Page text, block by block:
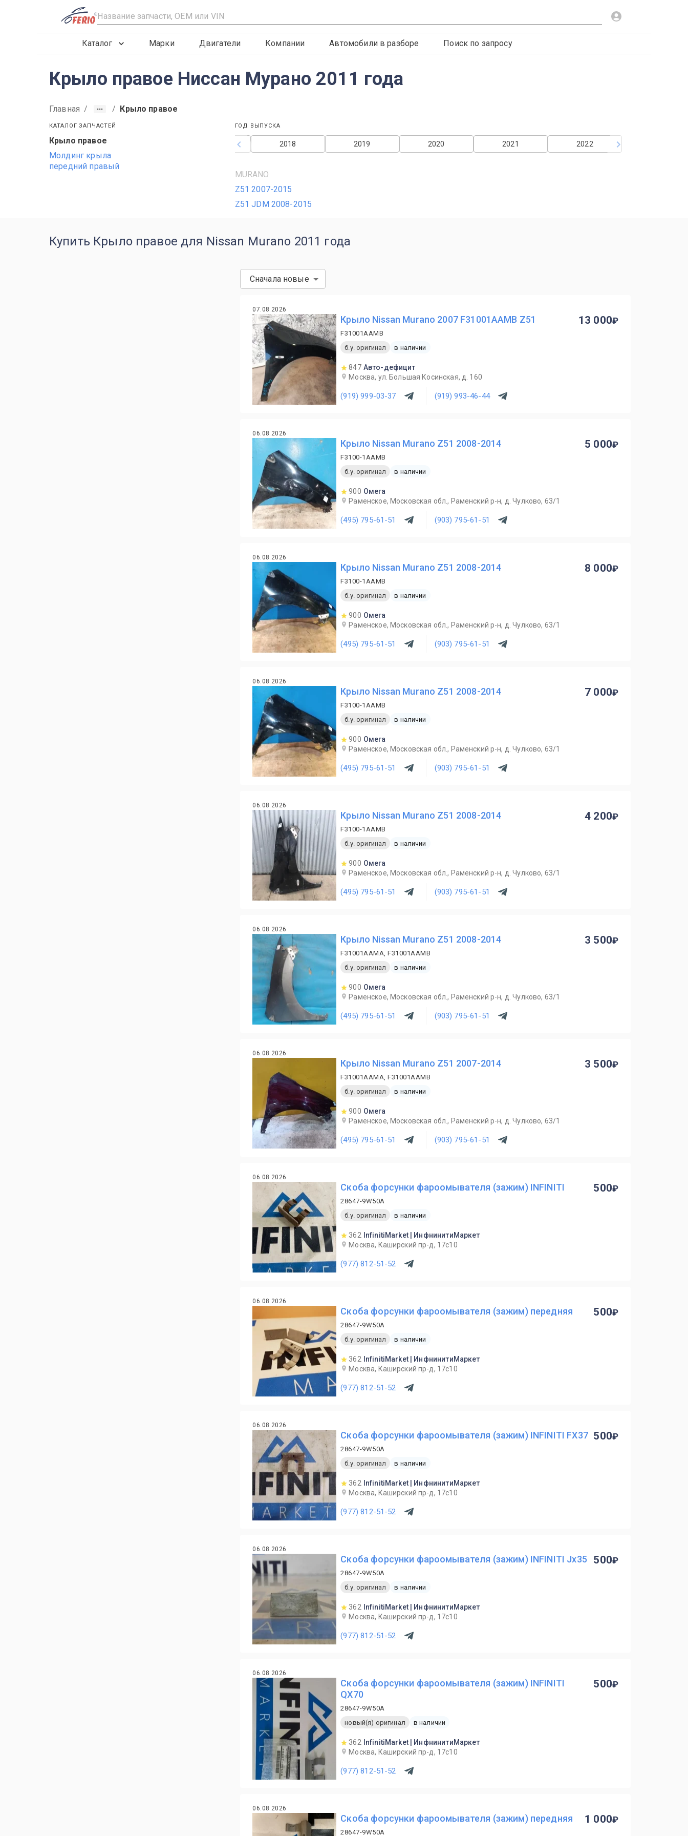
R
Каталог Марки Двигатели Компании Автомобили в разборе Поиск по запросу
Крыло правое Ниссан Мурано 2011 года
Главная / / Крыло правое
КАТАЛОГ ЗАПЧАСТЕЙ
Крыло правое
Молдинг крыла
передний правый
ГОД ВЫПУСКА
2022
2021
2020
2019
2018
2015
MURANO
Z51 2007-2015
Z51 JDM 2008-2015
Купить Крыло правое для Nissan Murano 2011 года
Сначала новые
07.08.2026
Крыло Nissan Murano 2007 F31001AAMB Z51
F31001AAMB
б.у. оригинал
в наличии
847 Авто-дефицит
Москва, ул. Большая Косинская, д. 160
(919) 999-03-37 (919) 993-46-44
13 000
06.08.2026
Крыло Nissan Murano Z51 2008-2014
F3100-1AAMB
б.у. оригинал
в наличии
900 Омега
Раменское, Московская обл., Раменский р-н, д. Чулково, 63/1
(495) 795-61-51 (903) 795-61-51
5 000
06.08.2026
Крыло Nissan Murano Z51 2008-2014
F3100-1AAMB
б.у. оригинал
в наличии
900 Омега
Раменское, Московская обл., Раменский р-н, д. Чулково, 63/1
(495) 795-61-51 (903) 795-61-51
8 000
06.08.2026
Крыло Nissan Murano Z51 2008-2014
F3100-1AAMB
б.у. оригинал
в наличии
900 Омега
Раменское, Московская обл., Раменский р-н, д. Чулково, 63/1
(495) 795-61-51 (903) 795-61-51
7 000
06.08.2026
Крыло Nissan Murano Z51 2008-2014
F3100-1AAMB
б.у. оригинал
в наличии
900 Омега
Раменское, Московская обл., Раменский р-н, д. Чулково, 63/1
(495) 795-61-51 (903) 795-61-51
4 200
06.08.2026
Крыло Nissan Murano Z51 2008-2014
F31001AAMA, F31001AAMB
б.у. оригинал
в наличии
900 Омега
Раменское, Московская обл., Раменский р-н, д. Чулково, 63/1
(495) 795-61-51 (903) 795-61-51
3 500
06.08.2026
Крыло Nissan Murano Z51 2007-2014
F31001AAMA, F31001AAMB
б.у. оригинал
в наличии
900 Омега
Раменское, Московская обл., Раменский р-н, д. Чулково, 63/1
(495) 795-61-51 (903) 795-61-51
3 500
06.08.2026
Скоба форсунки фароомывателя (зажим) INFINITI
28647-9W50A
б.у. оригинал
в наличии
362
InfinitiMarket | ИнфнинитиМаркет
Москва, Каширский пр-д, 17с10
(977) 812-51-52
500
06.08.2026
Скоба форсунки фароомывателя (зажим) передняя
28647-9W50A
б.у. оригинал
в наличии
362
InfinitiMarket | ИнфнинитиМаркет
Москва, Каширский пр-д, 17с10
(977) 812-51-52
500
06.08.2026
Скоба форсунки фароомывателя (зажим) INFINITI FX37
28647-9W50A
б.у. оригинал
в наличии
362
InfinitiMarket | ИнфнинитиМаркет
Москва, Каширский пр-д, 17с10
(977) 812-51-52
500
06.08.2026
Скоба форсунки фароомывателя (зажим) INFINITI Jx35
28647-9W50A
б.у. оригинал
в наличии
362
InfinitiMarket | ИнфнинитиМаркет
Москва, Каширский пр-д, 17с10
(977) 812-51-52
500
06.08.2026
Скоба форсунки фароомывателя (зажим) INFINITI
QX70
28647-9W50A
новый(я) оригинал
в наличии
362
InfinitiMarket | ИнфнинитиМаркет
Москва, Каширский пр-д, 17с10
(977) 812-51-52
500
06.08.2026
Скоба форсунки фароомывателя (зажим) передняя
28647-9W50A
1 000